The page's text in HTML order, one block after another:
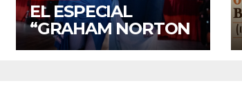
EL ESPECIAL
“GRAHAM NORTON
Y MADONNA”LLEGA